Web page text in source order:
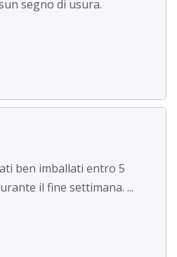
segno di usura.
ben imballati entro 5
il fine settimana. ...